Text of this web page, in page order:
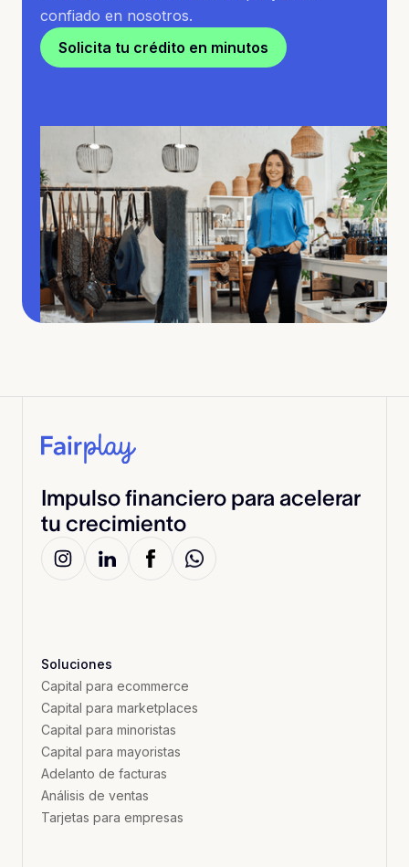
confiado en nosotros.
Solicita tu crédito en minutos
Impulso financiero para acelerar
tu crecimiento
Soluciones
Capital para ecommerce
Capital para marketplaces
Capital para minoristas
Capital para mayoristas
Adelanto de facturas
Análisis de ventas
Tarjetas para empresas